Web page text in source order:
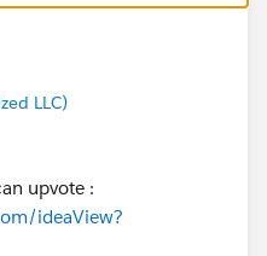
LLC)
upvote :
ideaView?